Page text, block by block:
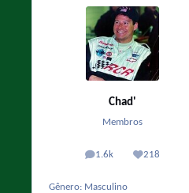
Chad'
Membros
1.6k
posts 218
Reputação
Gênero: Masculino